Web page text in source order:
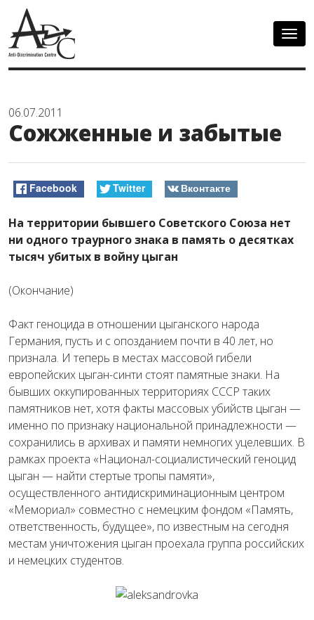
06.07.2011
Сожженные и забытые
Facebook Twitter Вконтакте
На территории бывшего Советского Союза нет
ни одного траурного знака в память о десятках
тысяч убитых в войну цыган
(Окончание)
Факт геноцида в отношении цыганского народа
Германия, пусть и с опозданием почти в 40 лет, но
признала. И теперь в местах массовой гибели
европейских цыган-синти стоят памятные знаки. На
бывших оккупированных территориях СССР таких
памятников нет, хотя факты массовых убийств цыган —
именно по признаку национальной принадлежности —
сохранились в архивах и памяти немногих уцелевших. В
рамках проекта «Национал-социалистический геноцид
цыган — найти стертые тропы памяти»,
осуществленного антидискриминационным центром
«Мемориал» совместно с немецким фондом «Память,
ответственность, будущее», по известным на сегодня
местам уничтожения цыган проехала группа российских
и немецких студентов.